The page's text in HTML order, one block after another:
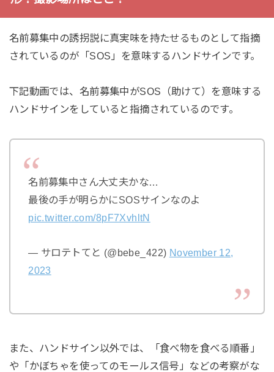
名前募集中の誘拐説に真実味を持たせるものとして指摘
されているのが「SOS」を意味するハンドサインです。
下記動画では、名前募集中がSOS（助けて）を意味する
ハンドサインをしていると指摘されているのです。
名前募集中さん大丈夫かな…
最後の手が明らかにSOSサインなのよ
pic.twitter.com/8pF7XvhltN
— サロテトてと (@bebe_422) November 12,
2023
また、ハンドサイン以外では、「食べ物を食べる順番」
や「かぼちゃを使ってのモールス信号」などの考察がな